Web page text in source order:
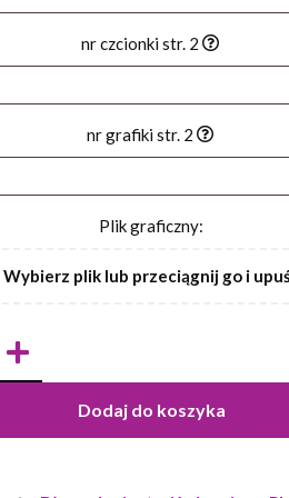
nr czcionki str. 2
nr grafiki str. 2
Plik graficzny:
Wybierz plik lub przeciągnij go i
Dodaj do koszyka